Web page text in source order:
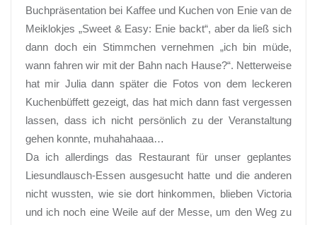
Buchpräsentation bei Kaffee und Kuchen von Enie van de
Meiklokjes „Sweet & Easy: Enie backt“, aber da ließ sich
dann doch ein Stimmchen vernehmen „ich bin müde,
wann fahren wir mit der Bahn nach Hause?“. Netterweise
hat mir Julia dann später die Fotos von dem leckeren
Kuchenbüffett gezeigt, das hat mich dann fast vergessen
lassen, dass ich nicht persönlich zu der Veranstaltung
gehen konnte, muhahahaaa…
Da ich allerdings das Restaurant für unser geplantes
Liesundlausch-Essen ausgesucht hatte und die anderen
nicht wussten, wie sie dort hinkommen, blieben Victoria
und ich noch eine Weile auf der Messe, um den Weg zu